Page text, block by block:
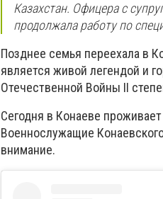
Казахстан. Офицера с
продолжала работу по
Позднее семья переехала в
является живой легендой и
Отечественной Войны ІІ
Сегодня в Конаеве
Военнослужащие
внимание.